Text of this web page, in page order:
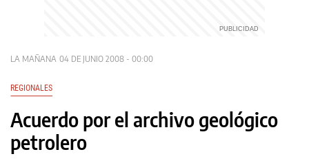
LA MAÑANA 04 DE JUNIO 2008 - 00:00
REGIONALES
Acuerdo por el archivo geológico
petrolero